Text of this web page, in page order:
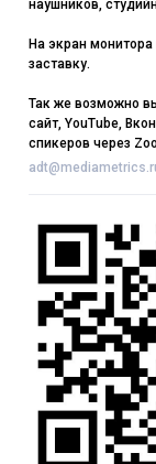
наушников,
На экран
заставку.
Так же возможно
сайт, YouTube,
спикеров через